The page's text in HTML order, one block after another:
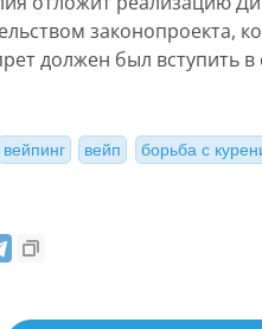
законопроекта,
должен был вступить
вейпинг вейп борьба с